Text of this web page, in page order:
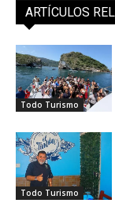
ARTÍCULOS
Todo Turismo
Todo Turismo